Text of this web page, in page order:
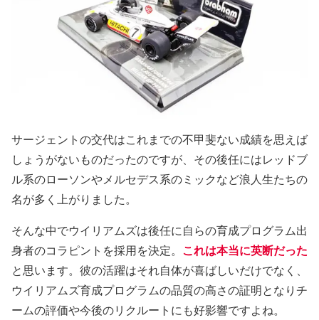
サージェントの交代はこれまでの不甲斐ない成績を思えば
しょうがないものだったのですが、その後任にはレッドブ
ル系のローソンやメルセデス系のミックなど浪人生たちの
名が多く上がりました。
そんな中でウイリアムズは後任に自らの育成プログラム出
身者のコラピントを採用を決定。 これは本当に英断だった
と思います。彼の活躍はそれ自体が喜ばしいだけでなく、
ウイリアムズ育成プログラムの品質の高さの証明となりチ
ームの評価や今後のリクルートにも好影響ですよね。